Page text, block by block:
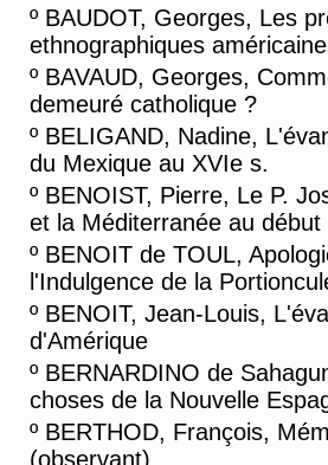
º BAUDOT, Georges, Les
ethnographiques
º BAVAUD, Georges,
demeuré catholique ?
º BELIGAND, Nadine,
du Mexique au XVIe s.
º BENOIST, Pierre, Le P.
et la Méditerranée au début
º BENOIT de TOUL,
l'Indulgence de la
º BENOIT, Jean-Louis,
d'Amérique
º BERNARDINO de
choses de la Nouvelle
º BERTHOD, François,
(observant)